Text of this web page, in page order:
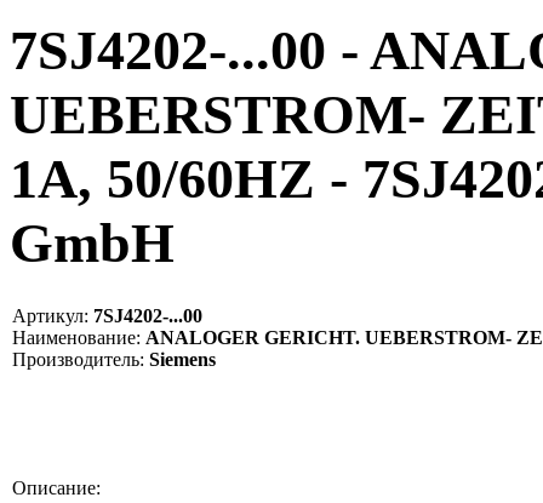
7SJ4202-...00 -
UEBERSTROM-
1A, 50/60HZ -
GmbH
Артикул: 7SJ4202-...00
Наименование: ANALOGER GERICHT. UEBERSTROM-
Производитель: Siemens
Описание: